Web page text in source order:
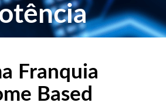
Franquia
Based